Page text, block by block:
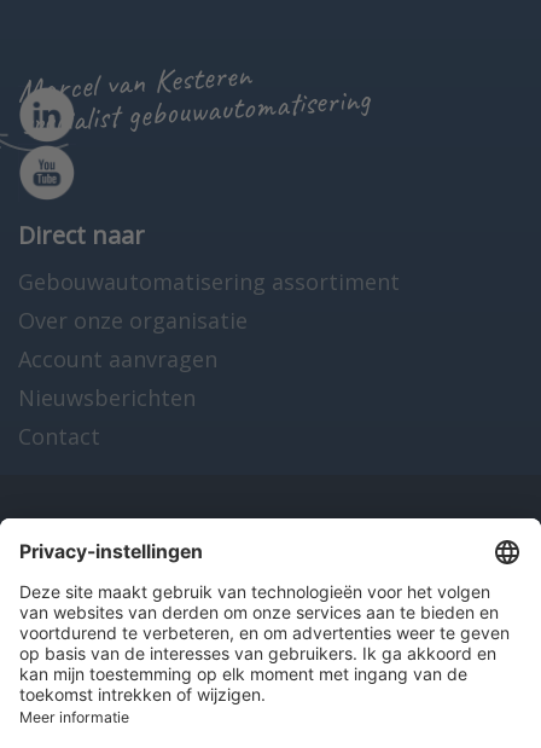
Marcel van Kesteren
specialist gebouwautomatisering
Direct naar
Gebouwautomatisering assortiment
Over onze organisatie
Account aanvragen
Nieuwsberichten
Contact
Onze producten
en diensten
Over Hitma
Algemene voorwaarden Disclaimer
Colofon